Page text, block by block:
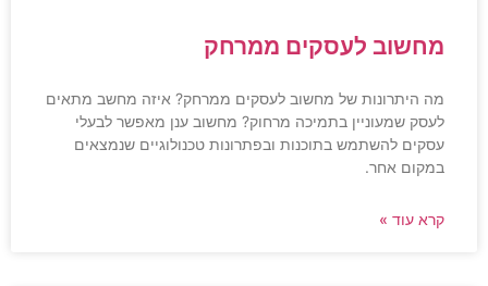
מחשוב לעסקים ממרחק
מה היתרונות של מחשוב לעסקים ממרחק? איזה מחשב מתאים
לעסק שמעוניין בתמיכה מרחוק? מחשוב ענן מאפשר לבעלי
עסקים להשתמש בתוכנות ובפתרונות טכנולוגיים שנמצאים
במקום אחר.
קרא עוד »